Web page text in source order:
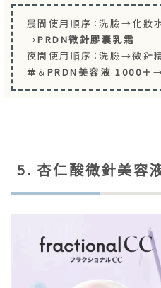
晨間使用順序：洗臉→化妝
→PRDN微針膠囊乳霜
夜間使用順序：洗臉→微
華＆ PRDN美容液 1000＋
5. 杏仁酸微針美容